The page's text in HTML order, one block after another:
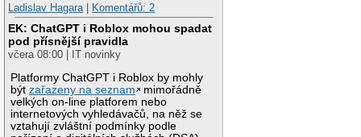
Ladislav Hagara
Komentářů: 2
EK: ChatGPT i Roblox mohou spadat
pod přísnější pravidla
včera 08:00 | IT novinky
Platformy ChatGPT i Roblox by mohly
býtzařazeny na seznam
mimořádně
velkých on-line platforem nebo
internetových vyhledávačů, na něž se
vztahují zvláštní podmínky podle